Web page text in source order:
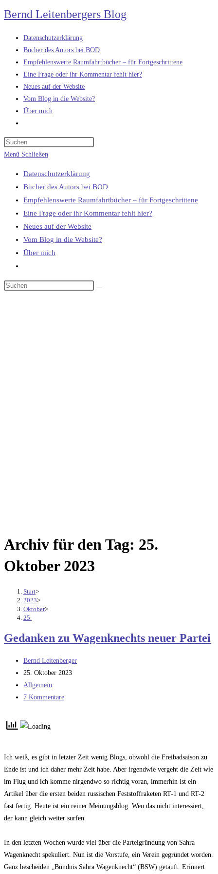
Zum
Inhalt
springen
Bernd Leitenbergers Blog
Datenschutzerklärung
Bücher des Autors bei BOD
Empfehlenswerte Raumfahrtbücher – für Fortgeschrittene
Eine Frage oder ihr Kommentar fehlt hier?
Neues auf der Website
Vom Blog in die Website?
Über mich
umschalten
Menü Schließen
Datenschutzerklärung
Bücher des Autors bei BOD
Empfehlenswerte Raumfahrtbücher – für Fortgeschrittene
Eine Frage oder ihr Kommentar fehlt hier?
Neues auf der Website
Vom Blog in die Website?
Über mich
umschalten
Archiv für den Tag: 25.
Oktober 2023
Start>
2023>
Oktober>
25.
Gedanken zu Wagenknechts neuer Partei
Beitrags-
Autor:
Bernd Leitenberger
Beitrag
veröffentlicht:
25. Oktober 2023
Beitrags-
Kategorie:
Allgemein
Beitrags-
7 Kommentare
Ich weiß, es gibt in letzter Zeit wenig Blogs, obwohl die Freibadsaison zu
Ende ist und ich daher mehr Zeit habe. Aber irgendwie vergeht die Zeit wie
im Flug und ich komme nirgendwo so richtig voran, immerhin ist ein
Artikel über die ersten beiden russischen Feststoffraketen RT-1 und RT-2
fast fertig. Heute ist ein reiner Meinungsblog. Wen das nicht interessiert,
der kann gleich weiter surfen.
In den letzten Wochen wurde viel über die Parteigründung von Sahra
Wagenknecht spekuliert. Nun ist die Vorstufe, ein Verein gegründet worden.
Ganz bescheiden „Bündnis Sahra Wagenknecht“ (BSW) getauft. Erinnert